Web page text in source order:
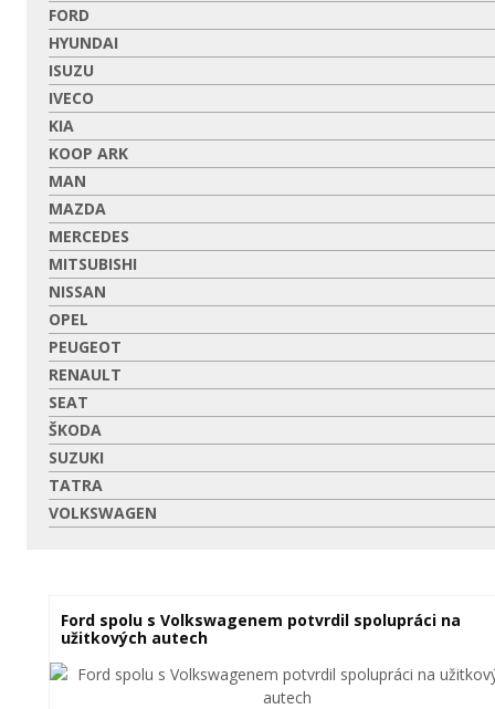
FORD
HYUNDAI
ISUZU
IVECO
KIA
KOOP ARK
MAN
MAZDA
MERCEDES
MITSUBISHI
NISSAN
OPEL
PEUGEOT
RENAULT
SEAT
ŠKODA
SUZUKI
TATRA
VOLKSWAGEN
Ford spolu s Volkswagenem potvrdil spolupráci na
užitkových autech